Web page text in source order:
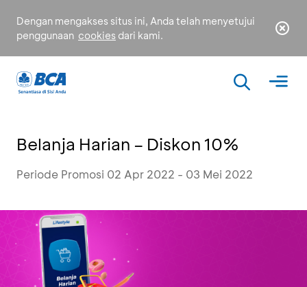
Dengan mengakses situs ini, Anda telah menyetujui
penggunaan cookies dari kami.
Belanja Harian – Diskon 10%
Periode Promosi 02 Apr 2022 - 03 Mei 2022